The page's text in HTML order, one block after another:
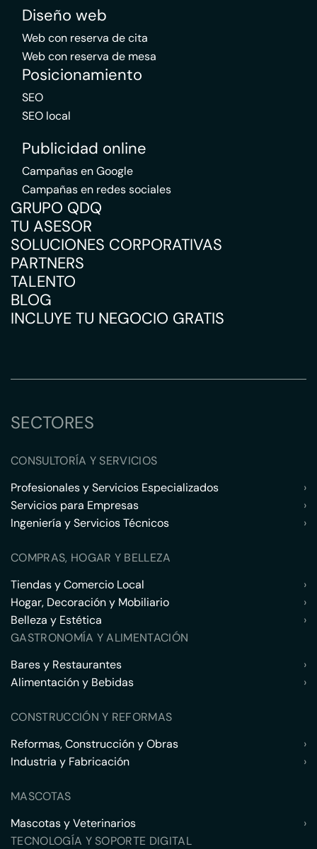
Diseño web
Web con reserva de cita
Web con reserva de mesa
Posicionamiento
SEO
SEO local
Publicidad online
Campañas en Google
Campañas en redes sociales
GRUPO QDQ
TU ASESOR
SOLUCIONES CORPORATIVAS
PARTNERS
TALENTO
BLOG
INCLUYE TU NEGOCIO GRATIS
SECTORES
CONSULTORÍA Y SERVICIOS
Profesionales y Servicios Especializados
›
Servicios para Empresas
›
Ingeniería y Servicios Técnicos
›
COMPRAS, HOGAR Y BELLEZA
Tiendas y Comercio Local
›
Hogar, Decoración y Mobiliario
›
Belleza y Estética
›
GASTRONOMÍA Y ALIMENTACIÓN
Bares y Restaurantes
›
Alimentación y Bebidas
›
CONSTRUCCIÓN Y REFORMAS
Reformas, Construcción y Obras
›
Industria y Fabricación
›
MASCOTAS
Mascotas y Veterinarios
›
TECNOLOGÍA Y SOPORTE DIGITAL